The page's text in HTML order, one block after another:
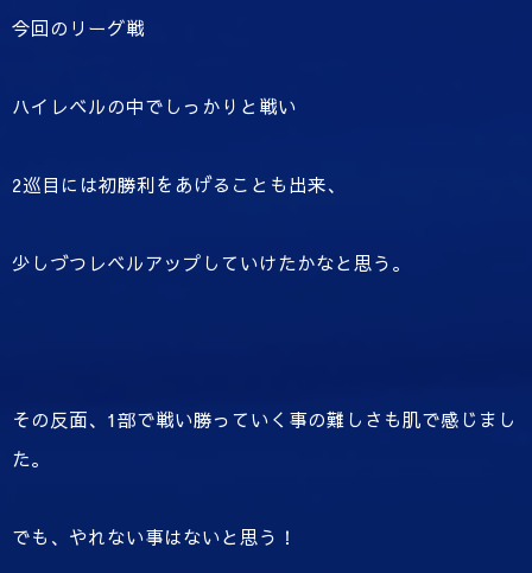
今回のリーグ戦
ハイレベルの中でしっかりと戦い
2巡目には初勝利をあげることも出来、
少しづつレベルアップしていけたかなと思う。
その反面、1部で戦い勝っていく事の難しさも肌で感じまし
た。
でも、やれない事はないと思う！